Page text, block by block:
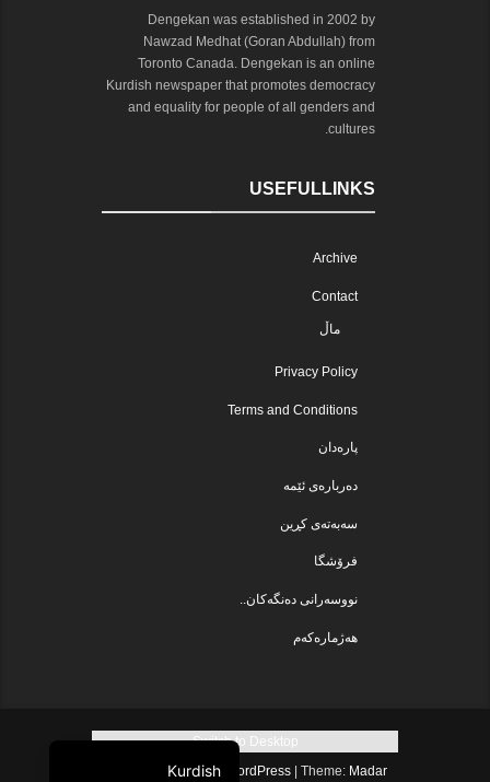
Dengekan was established in 2002 by
Nawzad Medhat (Goran Abdullah) from
Toronto Canada. Dengekan is an online
Kurdish newspaper that promotes democracy
and equality for people of all genders and
cultures.
USEFULLINKS
Archive
Contact
ماڵ
Privacy Policy
Terms and Conditions
پارەدان
دەربارەی ئێمە
سەبەتەی کڕین
فرۆشگا
نووسەرانی دەنگەکان..
هەژمارەکەم
Switch to Desktop
Proudly powered by WordPress | Theme: Madar
Kurdish